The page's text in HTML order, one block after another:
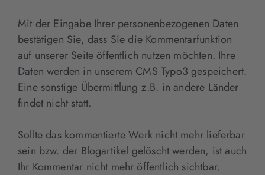
Mit der Eingabe Ihrer personenbezogenen Daten
bestätigen Sie, dass Sie die Kommentarfunktion
auf unserer Seite öffentlich nutzen möchten. Ihre
Daten werden in unserem CMS Typo3 gespeichert.
Eine sonstige Übermittlung z.B. in andere Länder
findet nicht statt.
Sollte das kommentierte Werk nicht mehr lieferbar
sein bzw. der Blogartikel gelöscht werden, ist auch
Ihr Kommentar nicht mehr öffentlich sichtbar.